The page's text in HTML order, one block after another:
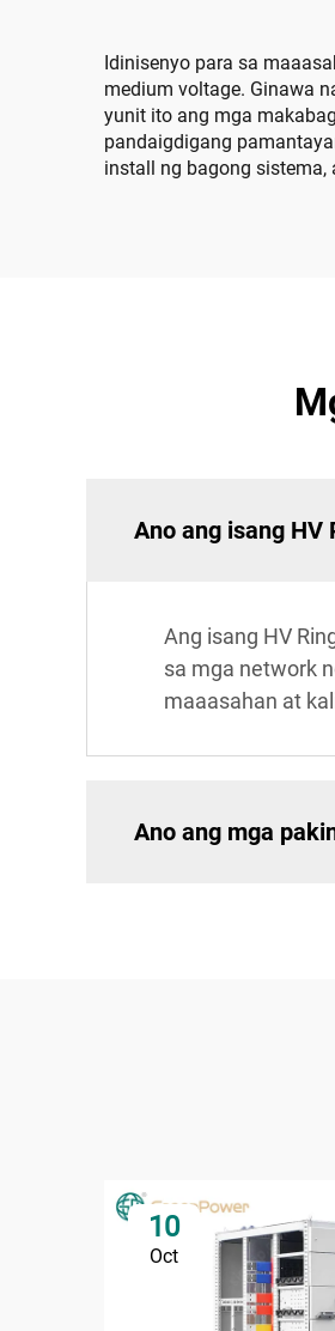
Idinisenyo para sa
medium voltage. Ginawa
yunit ito ang mga
pandaigdigang
install ng bagong
Ano ang isang HV
Ang isang HV
sa mga network
maaasahan at
Ano ang mga
10
Oct